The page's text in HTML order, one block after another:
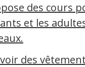
des cours
et les
des